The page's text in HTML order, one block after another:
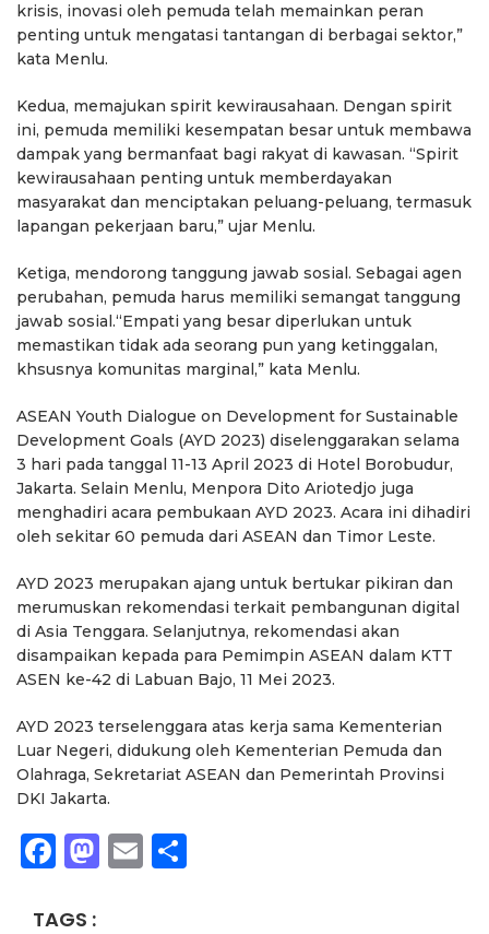
krisis, inovasi oleh pemuda telah memainkan peran
penting untuk mengatasi tantangan di berbagai sektor,”
kata Menlu.
Kedua, memajukan spirit kewirausahaan. Dengan spirit
ini, pemuda memiliki kesempatan besar untuk membawa
dampak yang bermanfaat bagi rakyat di kawasan. “Spirit
kewirausahaan penting untuk memberdayakan
masyarakat dan menciptakan peluang-peluang, termasuk
lapangan pekerjaan baru,” ujar Menlu.
Ketiga, mendorong tanggung jawab sosial. Sebagai agen
perubahan, pemuda harus memiliki semangat tanggung
jawab sosial.“Empati yang besar diperlukan untuk
memastikan tidak ada seorang pun yang ketinggalan,
khsusnya komunitas marginal,” kata Menlu.
ASEAN Youth Dialogue on Development for Sustainable
Development Goals (AYD 2023) diselenggarakan selama
3 hari pada tanggal 11-13 April 2023 di Hotel Borobudur,
Jakarta. Selain Menlu, Menpora Dito Ariotedjo juga
menghadiri acara pembukaan AYD 2023. Acara ini dihadiri
oleh sekitar 60 pemuda dari ASEAN dan Timor Leste.
AYD 2023 merupakan ajang untuk bertukar pikiran dan
merumuskan rekomendasi terkait pembangunan digital
di Asia Tenggara. Selanjutnya, rekomendasi akan
disampaikan kepada para Pemimpin ASEAN dalam KTT
ASEN ke-42 di Labuan Bajo, 11 Mei 2023.
AYD 2023 terselenggara atas kerja sama Kementerian
Luar Negeri, didukung oleh Kementerian Pemuda dan
Olahraga, Sekretariat ASEAN dan Pemerintah Provinsi
DKI Jakarta.
Facebook
Mastodon
Email
TAGS :